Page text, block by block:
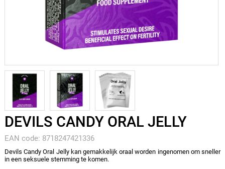
DEVILS CANDY ORAL JELLY
EAN code: 8718247421336
Devils Candy Oral Jelly kan gemakkelijk oraal worden ingenomen om sneller
in een seksuele stemming te komen.